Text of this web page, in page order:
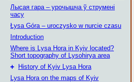
Лысая гара – урочышча ў струмені
часу
Łysa Góra – uroczysko w nurcie czasu
Introduction
Where is Lysa Hora in Kyiv located?
Short topography of Lysohirya area
+
History of Kyiv Lysa Hora
Lysa Hora on the maps of Kyiv